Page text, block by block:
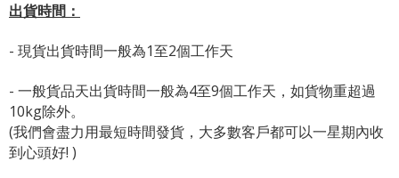
出貨時間：
- 現貨出貨時間一般為1至2個工作天
- 一般貨品天出貨時間一般為4至9個工作天，如貨物重超過
10kg除外。
(我們會盡力用最短時間發貨，大多數客戶都可以一星期內收
到心頭好! )